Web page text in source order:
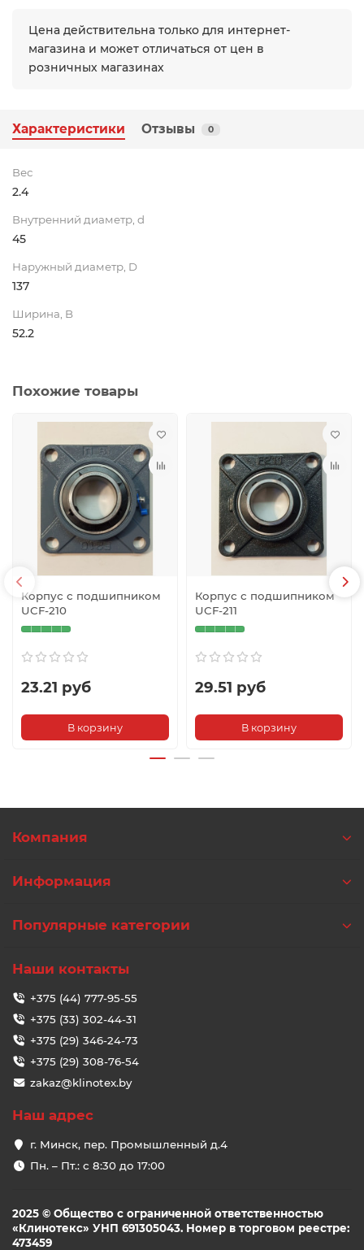
Цена действительна только для интернет-
магазина и может отличаться от цен в
розничных магазинах
Характеристики Отзывы 0
Вес
2.4
Внутренний диаметр, d
45
Наружный диаметр, D
137
Ширина, B
52.2
Похожие товары
Корпус с подшипником
UCF-210
23.21 руб
В корзину
Корпус с подшипником
UCF-211
29.51 руб
В корзину
Компания
Информация
Популярные категории
Наши контакты
+375 (44) 777-95-55
+375 (33) 302-44-31
+375 (29) 346-24-73
+375 (29) 308-76-54
zakaz@klinotex.by
Наш адрес
г. Минск, пер. Промышленный д.4
Пн. – Пт.: с 8:30 до 17:00
2025 © Общество с ограниченной ответственностью
«Клинотекс» УНП 691305043. Номер в торговом реестре:
473459